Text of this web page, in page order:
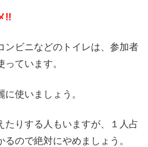
!!
ンビニなどのトイレは、参加者
ています。
使いましょう。
たりする人もいますが、１人占
ので絶対にやめましょう。